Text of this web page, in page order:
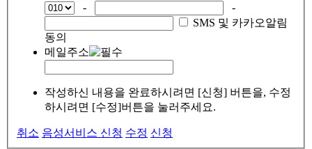
-
-
SMS 및 카카오알림
동의
메일주소
작성하신 내용을 완료하시려면 [신청] 버튼을, 수정
하시려면 [수정]버튼을 눌러주세요.
취소 음성서비스 신청 수정 신청